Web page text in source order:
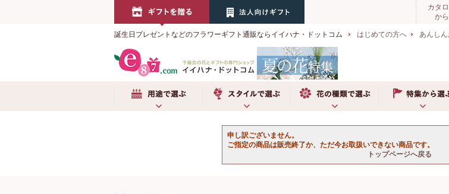
カタ
か
誕生日プレゼントなどのフラワーギフト通販ならイイハナ・ドットコム はじめての方へ あんし
申し訳ございません。
ご指定の商品は販売終了か、ただ今お取扱いできない商品です。
トップページへ戻る